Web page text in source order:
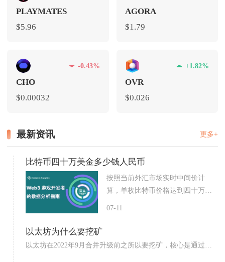
PLAYMATES
$5.96
AGORA
$1.79
-0.43%
CHO
$0.00032
+1.82%
OVR
$0.026
最新资讯 更多+
比特币四十万美金多少钱人民币
按照当前外汇市场实时中间价计
算，单枚比特币价格达到四十万美
07-11
以太坊为什么要挖矿
以太坊在2022年9月合并升级前之所以要挖矿，核心是通过工